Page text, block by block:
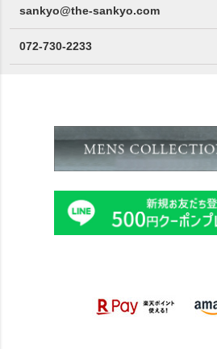
sankyo@the-sankyo.com
072-730-2233